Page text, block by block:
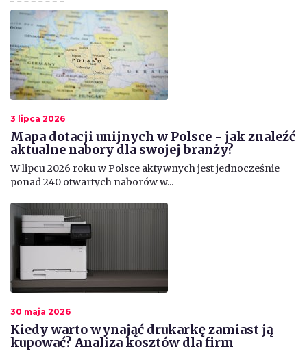
3 lipca 2026
Mapa dotacji unijnych w Polsce - jak znaleźć
aktualne nabory dla swojej branży?
​W lipcu 2026 roku w Polsce aktywnych jest jednocześnie
ponad 240 otwartych naborów w...
30 maja 2026
Kiedy warto wynająć drukarkę zamiast ją
kupować? Analiza kosztów dla firm